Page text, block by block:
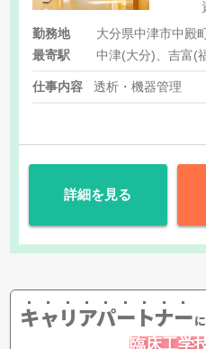
勤務地
大分県中津市中殿
最寄駅
中津(大分)、吉富(
仕事内容 透析・機器管理
詳細を見る
キャリアパートナーに
臨床工学